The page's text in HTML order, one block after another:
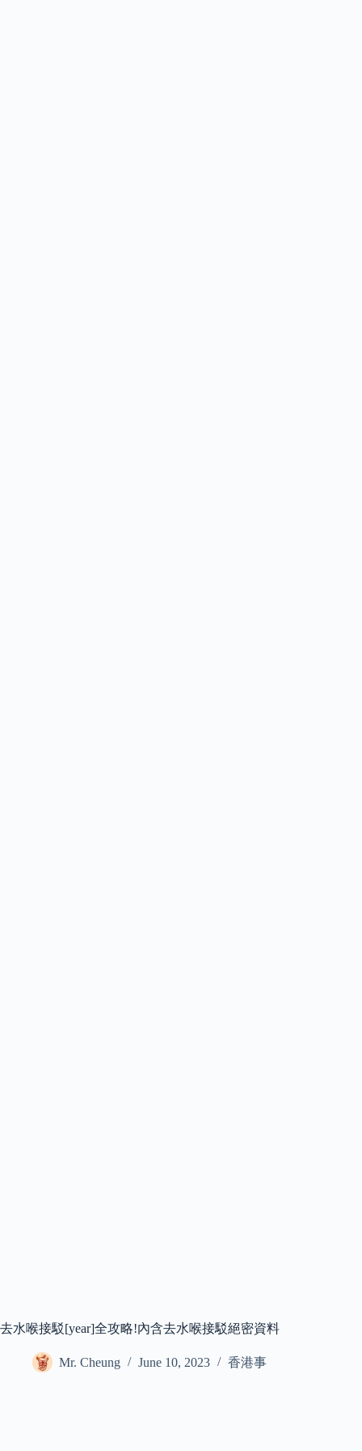
去水喉接駁[year]全攻略!內含去水喉接駁絕密資料
Mr. Cheung June 10, 2023 香港事